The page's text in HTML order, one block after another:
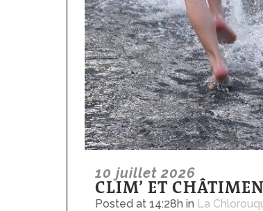
10 juillet 2026
CLIM’ ET
Posted at 14:28h in La